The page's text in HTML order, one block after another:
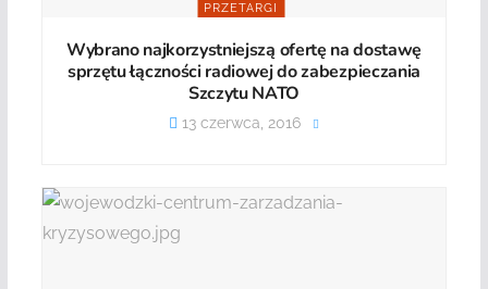
PRZETARGI
Wybrano najkorzystniejszą ofertę na dostawę
sprzętu łączności radiowej do zabezpieczania
Szczytu NATO
13 czerwca, 2016